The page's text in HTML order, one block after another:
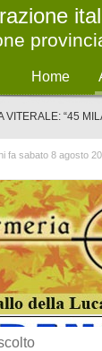
Home
VITERALE: “45
fa sabato 8 agosto